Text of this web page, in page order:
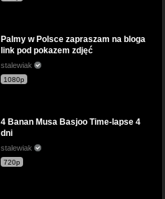
Palmy w Polsce zapraszam na bloga
link pod pokazem zdjęć
stalewiak
1080p
4 Banan Musa Basjoo Time-lapse 4
dni
stalewiak
720p